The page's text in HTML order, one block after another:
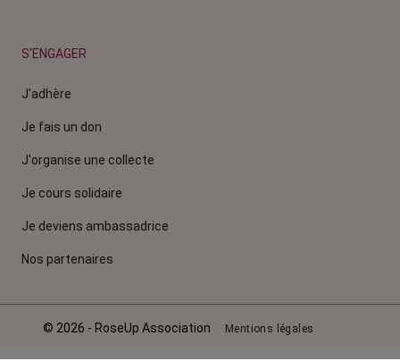
S'ENGAGER
J'adhère
Je fais un don
J'organise une collecte
Je cours solidaire
Je deviens ambassadrice
Nos partenaires
© 2026 - RoseUp Association Mentions légales